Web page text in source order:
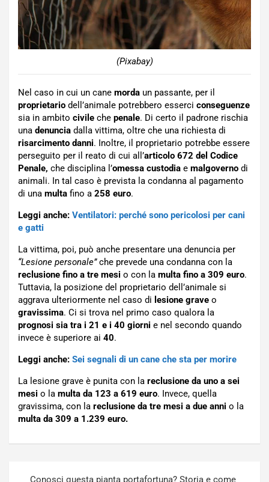
(Pixabay)
Nel caso in cui un cane morda un passante, per il
proprietario dell’animale potrebbero esserci conseguenze
sia in ambito civile che penale. Di certo il padrone rischia
una denuncia dalla vittima, oltre che una richiesta di
risarcimento danni. Inoltre, il proprietario potrebbe essere
perseguito per il reato di cui all’articolo 672 del Codice
Penale, che disciplina l’omessa custodia e malgoverno di
animali. In tal caso è prevista la condanna al pagamento
di una multa fino a 258 euro.
Leggi anche: Ventilatori: perché sono pericolosi per cani
e gatti
La vittima, poi, può anche presentare una denuncia per
“Lesione personale”che prevede una condanna con la
reclusione fino a tre mesi o con la multa fino a 309 euro.
Tuttavia, la posizione del proprietario dell’animale si
aggrava ulteriormente nel caso di lesione grave o
gravissima. Ci si trova nel primo caso qualora la
prognosi sia tra i 21 e i 40 giorni e nel secondo quando
invece è superiore ai 40.
Leggi anche: Sei segnali di un cane che sta per morire
La lesione grave è punita con la reclusione da uno a sei
mesi o la multa da 123 a 619 euro. Invece, quella
gravissima, con la reclusione da tre mesi a due anni o la
multa da 309 a 1.239 euro.
Conosci questa pianta portafortuna? Storia e come